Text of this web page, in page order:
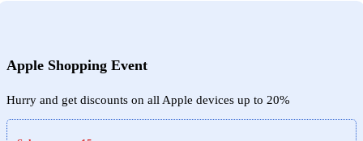
Apple Shopping Event
Hurry and get discounts on all Apple devices up to 20%